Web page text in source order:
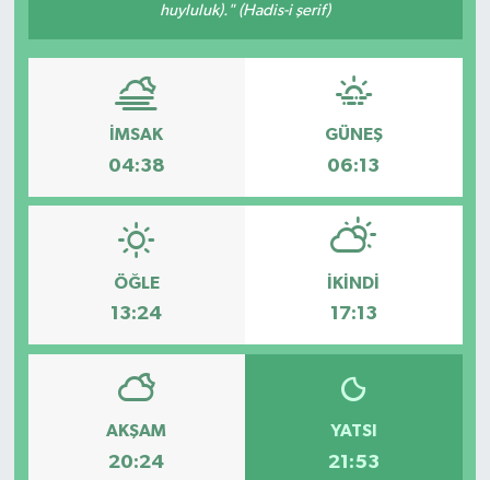
huyluluk)." (Hadis-i şerif)
İMSAK
04:38
GÜNEŞ
06:13
ÖĞLE
13:24
İKINDI
17:13
AKŞAM
20:24
YATSI
21:53
SAĞLIK
TEKNOLOJİ
TİCARET
YAŞAM